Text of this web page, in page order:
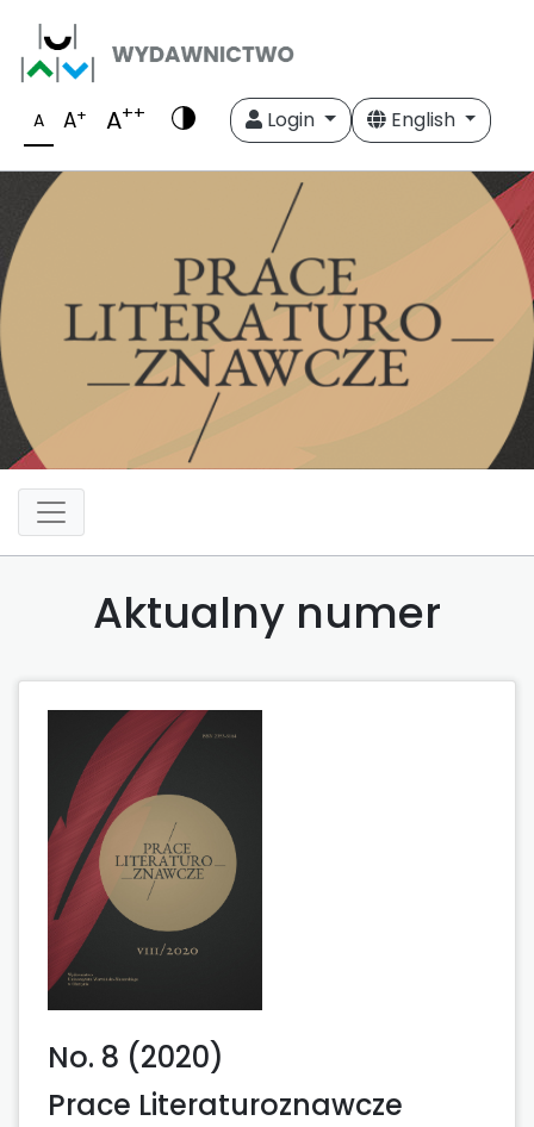
A A+ A++ Login English
Aktualny numer
No. 8 (2020)
Prace Literaturoznawcze